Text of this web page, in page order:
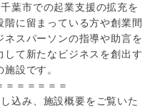
葉市での起業支援の拡充を
階に留まっている方や創業間
ネスパーソンの指導や助言を
て新たなビジネスを創出す
設です。
＝＝＝＝＝＝
込み、施設概要をご覧いた